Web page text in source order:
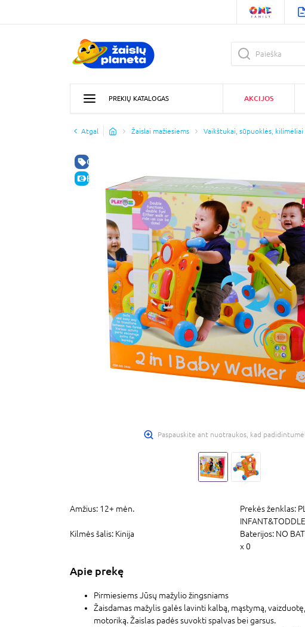
PREKIŲ KATALOGAS AKCIJOS
Atgal Žaislai mažiesiems Vaikštukai, sūpuoklės, kilimėliai
GERA KAINA
E-KAINA
Paspauskite ant nuotraukos, kad
Amžius: 12+ mėn. Prekės ženklas:
Kilmės šalis: Kinija Baterijos: NO
x 0
Apie prekę
Pirmiesiems Jūsų mažylio žingsniams
Žaisdamas mažylis galės lavinti kalbą, mąstymą,
motoriką. Žaislas padės suvokti spalvas bei garsus.